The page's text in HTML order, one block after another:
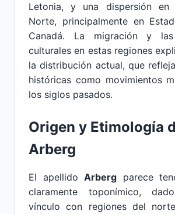
Letonia, y una dispersión en
Norte, principalmente en
Canadá. La migración y las
culturales en estas regiones
la distribución actual, que
históricas como movimientos
los siglos pasados.
Origen y Etimología
Arberg
El apellido Arberg parece
claramente toponímico,
vínculo con regiones del